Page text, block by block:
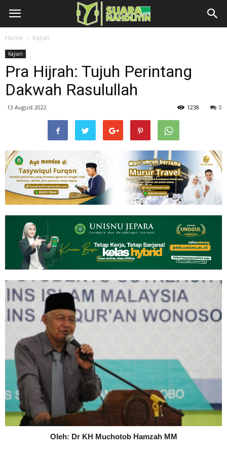
Home Kajian
Kajian
Pra Hijrah: Tujuh Perintang
Dakwah Rasulullah
13 August 2022 0
1238
Oleh: Dr KH Muchotob Hamzah MM